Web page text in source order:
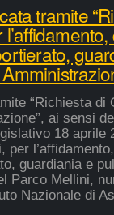
tramite
“Richiesta di
ai sensi
18 aprile
guardiania e
Parco Mellini,
Nazionale di